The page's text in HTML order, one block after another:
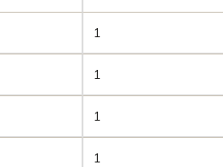
1
1
1
1